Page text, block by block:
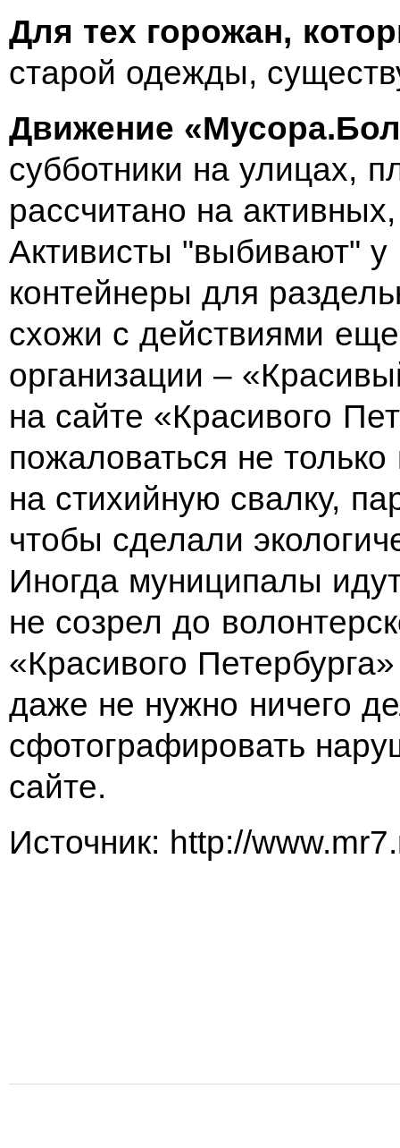
Для тех горожан,
старой одежды,
Движение
субботники на улицах,
рассчитано на
Активисты "выбивают"
контейнеры для
схожи с действиями
организации –
на сайте «Красивого
пожаловаться не
на стихийную свалку,
чтобы сделали
Иногда муниципалы
не созрел до
«Красивого
даже не нужно ничего
сфотографировать
сайте.
Источник: http://